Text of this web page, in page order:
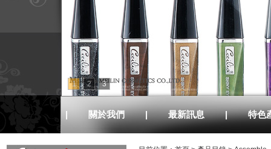
1 2 3
| 關於我們 | 最新訊息 | 特色